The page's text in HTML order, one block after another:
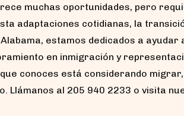
muchas oportunidades, pero
adaptaciones cotidianas, la
estamos dedicados a
en inmigración y
conoces está considerando
Llámanos al 205 940 2233 o visita